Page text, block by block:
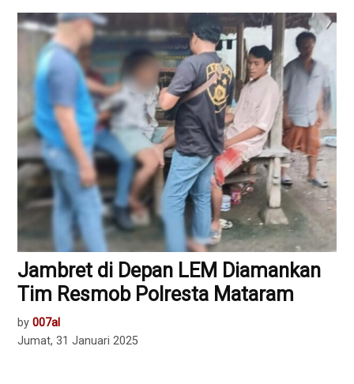
Jambret di Depan LEM Diamankan
Tim Resmob Polresta Mataram
by 007al
Jumat, 31 Januari 2025